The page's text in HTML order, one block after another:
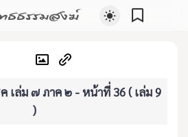
ธธรรมสงฆ์
เล่ม ๗ ภาค ๒ - หน้าที่ 36 ( เล่ม 9
)